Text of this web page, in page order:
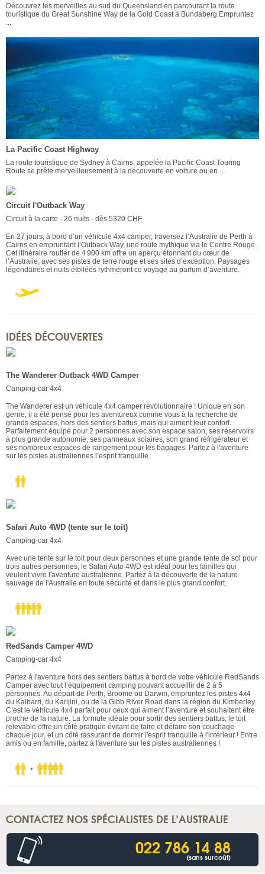
Découvrez les merveilles au sud du Queensland en parcourant la route
touristique du Great Sunshine Way de la Gold Coast à Bundaberg.Empruntez
...
La Pacific Coast Highway
La route touristique de Sydney à Cairns, appelée la Pacific Coast Touring
Route se prête merveilleusement à la découverte en voiture ou en ...
Circuit l'Outback Way
Circuit à la carte - 26 nuits - dès 5320 CHF
En 27 jours, à bord d’un véhicule 4x4 camper, traversez l’Australie de Perth à
Cairns en empruntant l’Outback Way, une route mythique via le Centre Rouge.
Cet itinéraire routier de 4 900 km offre un aperçu étonnant du cœur de
l’Australie, avec ses pistes de terre rouge et ses sites d’exception. Paysages
légendaires et nuits étoilées rythmeront ce voyage au parfum d’aventure.
IDÉES DÉCOUVERTES
The Wanderer Outback 4WD Camper
Camping-car 4x4
The Wanderer est un véhicule 4x4 camper révolutionnaire ! Unique en son
genre, il a été pensé pour les aventureux comme vous à la recherche de
grands espaces, hors des sentiers battus, mais qui aiment leur confort.
Parfaitement équipé pour 2 personnes avec son espace salon, ses réservoirs
à plus grande autonomie, ses panneaux solaires, son grand réfrigérateur et
ses nombreux espaces de rangement pour les bagages. Partez à l'aventure
sur les pistes australiennes l’esprit tranquille.
Safari Auto 4WD (tente sur le toit)
Camping-car 4x4
Avec une tente sur le toit pour deux personnes et une grande tente de sol pour
trois autres personnes, le Safari Auto 4WD est idéal pour les familles qui
veulent vivre l'aventure australienne. Partez à la découverte de la nature
sauvage de l'Australie en toute sécurité et dans le plus grand confort.
RedSands Camper 4WD
Camping-car 4x4
Partez à l'aventure hors des sentiers battus à bord de votre véhicule RedSands
Camper avec tout l’équipement camping pouvant accueillir de 2 à 5
personnes. Au départ de Perth, Broome ou Darwin, empruntez les pistes 4x4
du Kalbarri, du Karijini, ou de la Gibb River Road dans la région du Kimberley.
C’est le véhicule 4x4 parfait pour ceux qui aiment l’aventure et souhaitent être
proche de la nature. La formule idéale pour sortir des sentiers battus, le toit
relevable offre un côté pratique évitant de faire et défaire son couchage
chaque jour, et un côté rassurant de dormir l'esprit tranquille à l'intérieur ! Entre
amis ou en famille, partez à l'aventure sur les pistes australiennes !
CONTACTEZ NOS SPÉCIALISTES DE L’AUSTRALIE
022 786 14 88
(sans surcoût)